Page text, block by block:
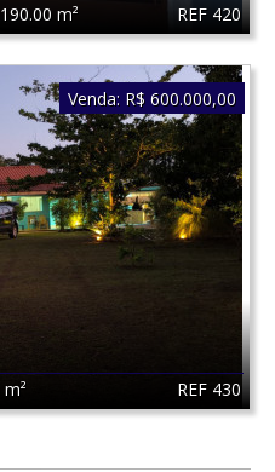
REF 420
190.00 m²
REF 430
Venda: R$ 600.000,00